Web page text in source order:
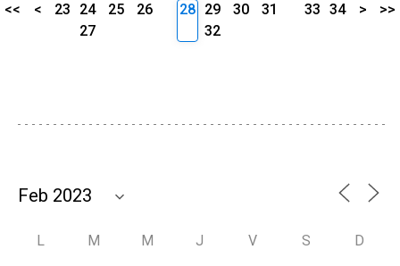
<< < 23 24 25
26
27
28 29 30
31
32
33 34 > >>
L M M J V S D